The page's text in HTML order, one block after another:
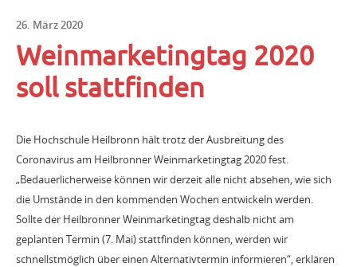
26. März 2020
Weinmarketingtag 2020
soll stattfinden
Die Hochschule Heilbronn hält trotz der Ausbreitung des
Coronavirus am Heilbronner Weinmarketingtag 2020 fest.
„Bedauerlicherweise können wir derzeit alle nicht absehen, wie sich
die Umstände in den kommenden Wochen entwickeln werden.
Sollte der Heilbronner Weinmarketingtag deshalb nicht am
geplanten Termin (7. Mai) stattfinden können, werden wir
schnellstmöglich über einen Alternativtermin informieren“, erklären